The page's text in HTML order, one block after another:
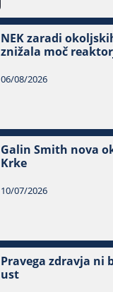
NEK zaradi
znižala moč
06/08/2026
Galin Smith nova
Krke
10/07/2026
Pravega zdravja ni
ust